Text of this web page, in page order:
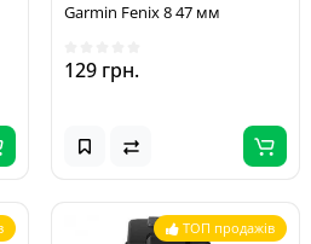
Garmin Fenix 8 47 мм
129 грн.
ТОП продажів